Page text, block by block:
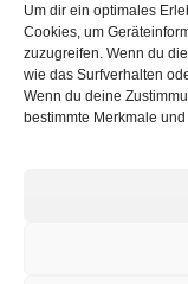
Um dir ein optimales
Cookies, um
zuzugreifen. Wenn du
wie das Surfverhalten
Wenn du deine
bestimmte Merkmale